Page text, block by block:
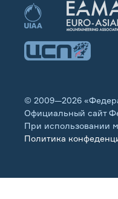
© 2009—2026
Официальный сайт
При использовании
Политика